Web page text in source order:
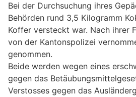
Bei der Durchsuchung ihres
Behörden rund 3,5 Kilogramm
Koffer versteckt war. Nach ihrer
von der Kantonspolizei
genommen.
Beide werden wegen eines
gegen das
Verstosses gegen das